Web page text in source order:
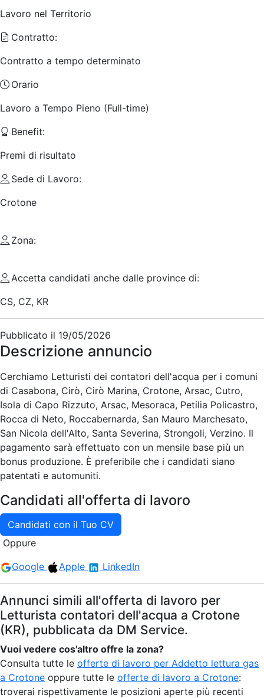
Lavoro nel Territorio
Contratto:
Contratto a tempo determinato
Orario
Lavoro a Tempo Pieno (Full-time)
Benefit:
Premi di risultato
Sede di Lavoro:
Crotone
Zona:
Accetta candidati anche dalle province di:
CS, CZ, KR
Pubblicato il 19/05/2026
Descrizione annuncio
Cerchiamo Letturisti dei contatori dell'acqua per i comuni
di Casabona, Cirò, Cirò Marina, Crotone, Arsac, Cutro,
Isola di Capo Rizzuto, Arsac, Mesoraca, Petilia Policastro,
Rocca di Neto, Roccabernarda, San Mauro Marchesato,
San Nicola dell'Alto, Santa Severina, Strongoli, Verzino. Il
pagamento sarà effettuato con un mensile base più un
bonus produzione. È preferibile che i candidati siano
patentati e automuniti.
Candidati all'offerta di lavoro
Candidati con il Tuo CV
Oppure
Google
Apple LinkedIn
Annunci simili all'offerta di lavoro per
Letturista contatori dell'acqua a Crotone
(KR), pubblicata da DM Service.
Vuoi vedere cos'altro offre la zona?
Consulta tutte le offerte di lavoro per Addetto lettura gas
a Crotone oppure tutte le offerte di lavoro a Crotone:
troverai rispettivamente le posizioni aperte più recenti